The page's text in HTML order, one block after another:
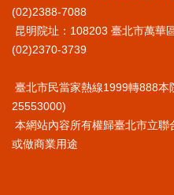
醫
療
收
基
電
子
(02)2388-7088
昆明院址：108203 臺北市萬華
(02)2370-3739
臺北市民當家熱線1999轉888本
25553000)
本網站內容所有權歸臺北市立
或做商業用途